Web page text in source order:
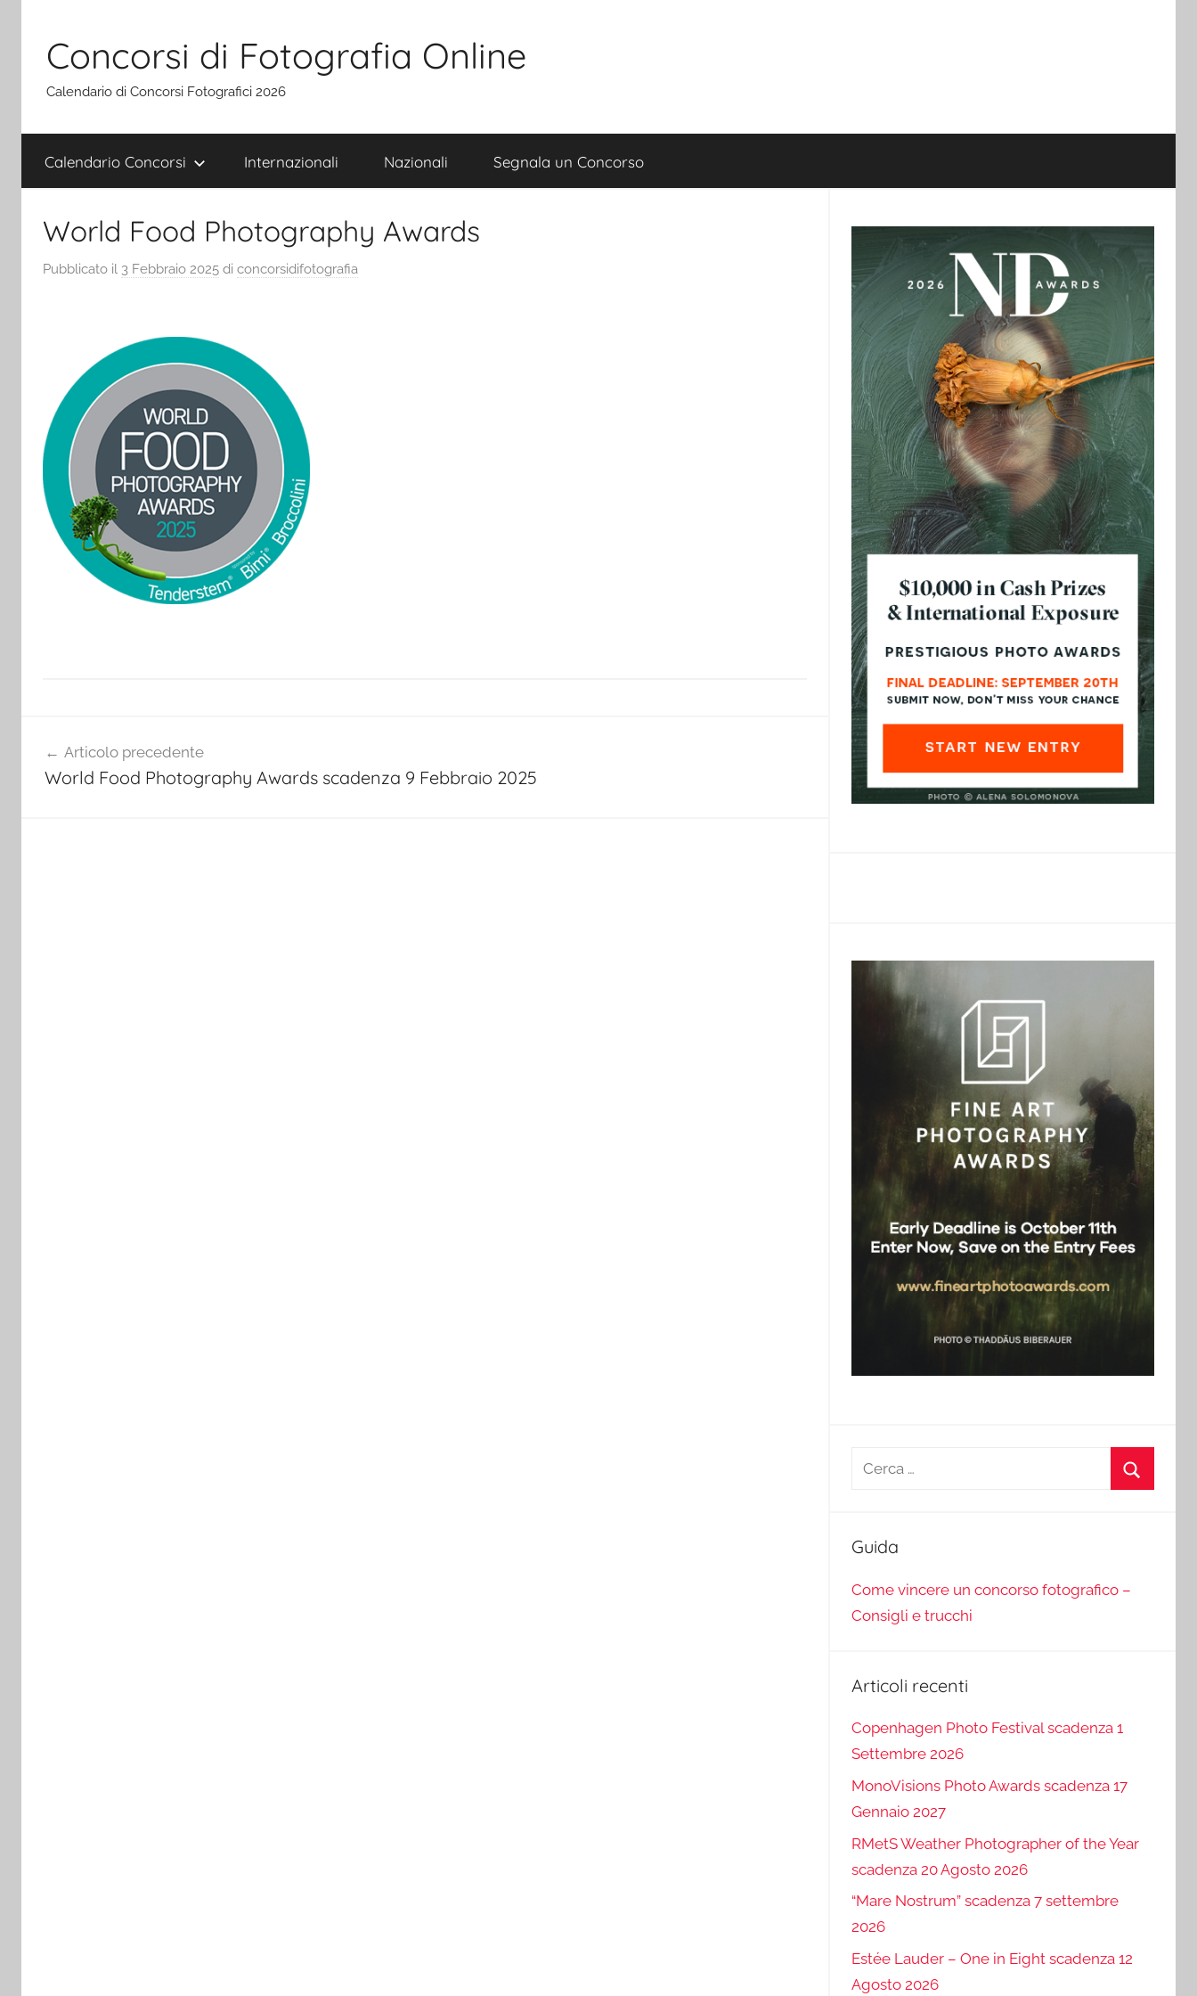
contenuto
Concorsi di Fotografia Online
Calendario di Concorsi Fotografici 2026
Calendario Concorsi Internazionali Nazionali Segnala un Concorso
World Food Photography Awards
Pubblicato il 3 Febbraio 2025 di concorsidifotografia
articoli
Articolo precedente
World Food Photography Awards scadenza 9 Febbraio 2025
Ricerca
Guida
Come vincere un concorso fotografico –
Consigli e trucchi
Articoli recenti
Copenhagen Photo Festival scadenza 1
Settembre 2026
MonoVisions Photo Awards scadenza 17
Gennaio 2027
RMetS Weather Photographer of the Year
scadenza 20 Agosto 2026
“Mare Nostrum” scadenza 7 settembre
2026
Estée Lauder – One in Eight scadenza 12
Agosto 2026